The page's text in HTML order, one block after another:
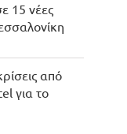
15 νέες
από
για το